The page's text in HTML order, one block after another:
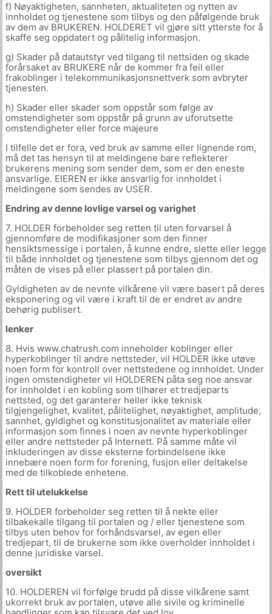
f) Nøyaktigheten, sannheten, aktualiteten og nytten av
innholdet og tjenestene som tilbys og den påfølgende bruk
av dem av BRUKEREN. HOLDERET vil gjøre sitt ytterste for å
skaffe seg oppdatert og pålitelig informasjon.
g) Skader på datautstyr ved tilgang til nettsiden og skade
forårsaket av BRUKERE når de kommer fra feil eller
frakoblinger i telekommunikasjonsnettverk som avbryter
tjenesten.
h) Skader eller skader som oppstår som følge av
omstendigheter som oppstår på grunn av uforutsette
omstendigheter eller force majeure
I tilfelle det er fora, ved bruk av samme eller lignende rom,
må det tas hensyn til at meldingene bare reflekterer
brukerens mening som sender dem, som er den eneste
ansvarlige. EIEREN er ikke ansvarlig for innholdet i
meldingene som sendes av USER.
Endring av denne lovlige varsel og varighet
7. HOLDER forbeholder seg retten til uten forvarsel å
gjennomføre de modifikasjoner som den finner
hensiktsmessige i portalen, å kunne endre, slette eller legge
til både innholdet og tjenestene som tilbys gjennom det og
måten de vises på eller plassert på portalen din.
Gyldigheten av de nevnte vilkårene vil være basert på deres
eksponering og vil være i kraft til de er endret av andre
behørig publisert.
lenker
8. Hvis www.chatrush.com inneholder koblinger eller
hyperkoblinger til andre nettsteder, vil HOLDER ikke utøve
noen form for kontroll over nettstedene og innholdet. Under
ingen omstendigheter vil HOLDEREN påta seg noe ansvar
for innholdet i en kobling som tilhører et tredjeparts
nettsted, og det garanterer heller ikke teknisk
tilgjengelighet, kvalitet, pålitelighet, nøyaktighet, amplitude,
sannhet, gyldighet og konstitusjonalitet av materiale eller
informasjon som finnes i noen av nevnte hyperkoblinger
eller andre nettsteder på Internett. På samme måte vil
inkluderingen av disse eksterne forbindelsene ikke
innebære noen form for forening, fusjon eller deltakelse
med de tilkoblede enhetene.
Rett til utelukkelse
9. HOLDER forbeholder seg retten til å nekte eller
tilbakekalle tilgang til portalen og / eller tjenestene som
tilbys uten behov for forhåndsvarsel, av egen eller
tredjepart, til de brukerne som ikke overholder innholdet i
denne juridiske varsel.
oversikt
10. HOLDEREN vil forfølge brudd på disse vilkårene samt
ukorrekt bruk av portalen, utøve alle sivile og kriminelle